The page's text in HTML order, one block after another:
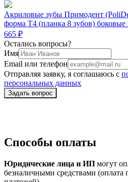
Акриловые зубы Примодент
форма T4 (планка 8 зубов) боковые
665 ₽
Остались вопросы?
Имя
Email или телефон
Отправляя заявку, я соглашаюсь с
персональных данных
Способы оплаты
Юридические лица и ИП могут
безналичными средствами (оплата